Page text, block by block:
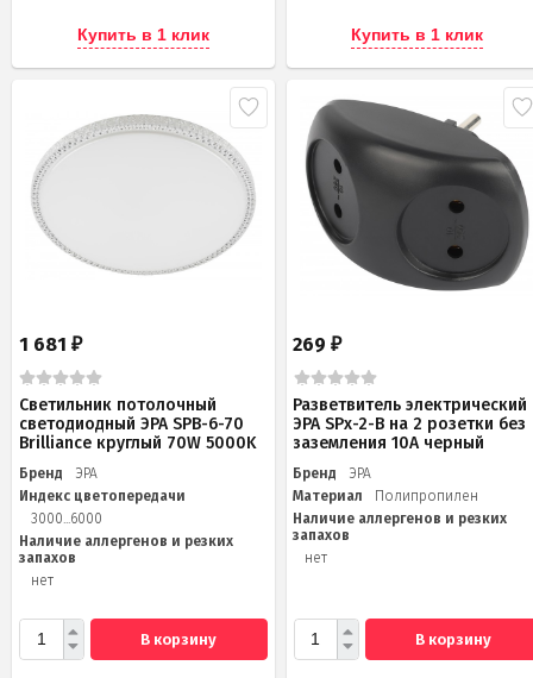
Купить в 1 клик Купить в 1 клик
1 681 ₽
Светильник потолочный
светодиодный ЭРА SPB-6-70
Brilliance круглый 70W 5000K
Бренд
ЭРА
Индекс цветопередачи
3000...6000
Наличие аллергенов и резких
запахов
нет
В корзину
269₽
Разветвитель электрический
ЭРА SPx-2-B на 2 розетки без
заземления 10А черный
Бренд
ЭРА
Материал
Полипропилен
Наличие аллергенов и резких
запахов
нет
В корзину